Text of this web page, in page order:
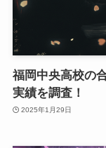
福岡中央高校の
実績を調査！
2025年1月29日